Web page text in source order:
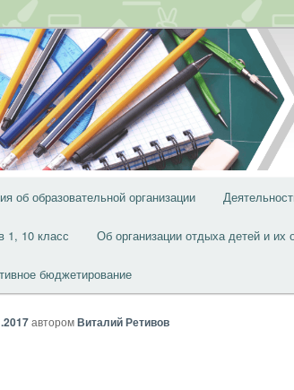
об образовательной организации
1, 10 класс Об организации отдыха детей и их
бюджетирование
авторомВиталий Ретивов